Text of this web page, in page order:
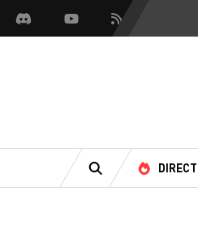
Discord YoutubeFlux RSS
RECHERCHE
DIRECT